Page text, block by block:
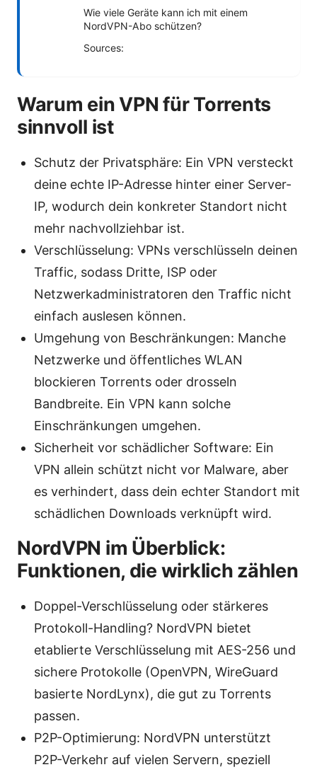
Wie viele Geräte kann ich mit einem
NordVPN-Abo schützen?
Sources:
Warum ein VPN für Torrents
sinnvoll ist
Schutz der Privatsphäre: Ein VPN versteckt
deine echte IP-Adresse hinter einer Server-
IP, wodurch dein konkreter Standort nicht
mehr nachvollziehbar ist.
Verschlüsselung: VPNs verschlüsseln deinen
Traffic, sodass Dritte, ISP oder
Netzwerkadministratoren den Traffic nicht
einfach auslesen können.
Umgehung von Beschränkungen: Manche
Netzwerke und öffentliches WLAN
blockieren Torrents oder drosseln
Bandbreite. Ein VPN kann solche
Einschränkungen umgehen.
Sicherheit vor schädlicher Software: Ein
VPN allein schützt nicht vor Malware, aber
es verhindert, dass dein echter Standort mit
schädlichen Downloads verknüpft wird.
NordVPN im Überblick:
Funktionen, die wirklich zählen
Doppel-Verschlüsselung oder stärkeres
Protokoll-Handling? NordVPN bietet
etablierte Verschlüsselung mit AES-256 und
sichere Protokolle (OpenVPN, WireGuard
basierte NordLynx), die gut zu Torrents
passen.
P2P-Optimierung: NordVPN unterstützt
P2P-Verkehr auf vielen Servern, speziell